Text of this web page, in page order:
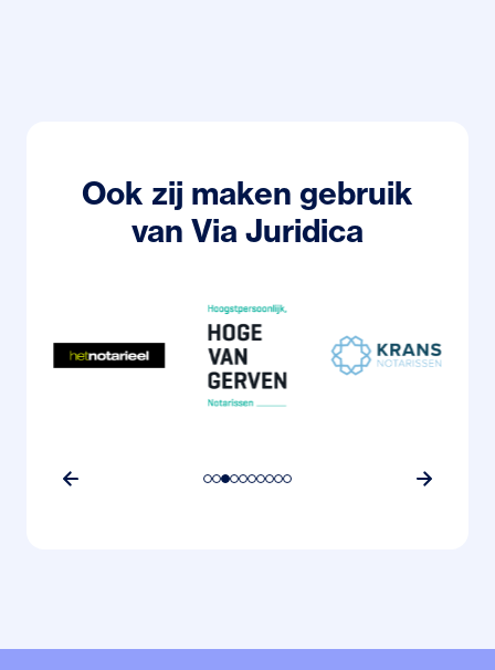
Ook zij maken gebruik
van Via Juridica